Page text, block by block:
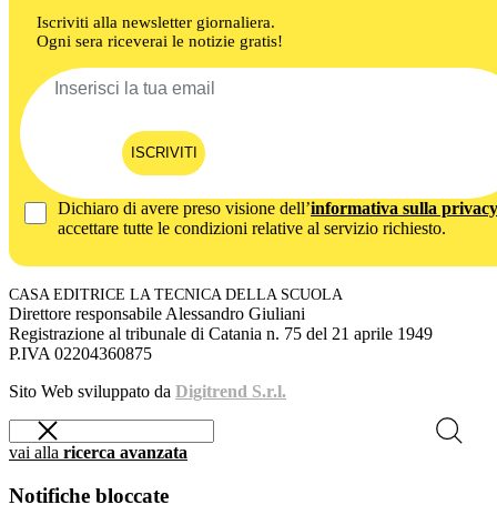
Iscriviti alla newsletter giornaliera.
Ogni sera riceverai le notizie gratis!
ISCRIVITI
Dichiaro di avere preso visione dell’informativa sulla privacy
accettare tutte le condizioni relative al servizio richiesto.
CASA EDITRICE LA TECNICA DELLA SCUOLA
Direttore responsabile Alessandro Giuliani
Registrazione al tribunale di Catania n. 75 del 21 aprile 1949
P.IVA 02204360875
Sito Web sviluppato da Digitrend S.r.l.
vai alla ricerca avanzata
Notifiche bloccate